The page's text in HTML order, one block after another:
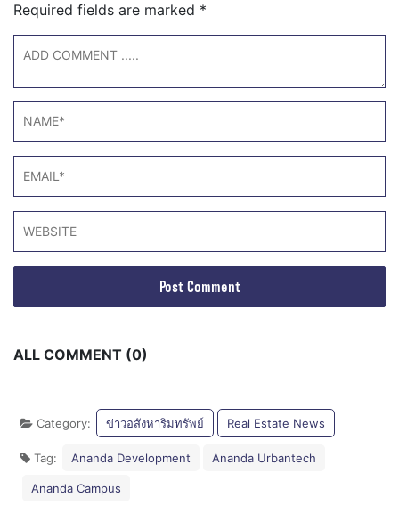
Required fields are marked *
ALL COMMENT (0)
Category: ข่าวอสังหาริมทรัพย์ Real Estate News
Tag: Ananda Development Ananda Urbantech
Ananda Campus